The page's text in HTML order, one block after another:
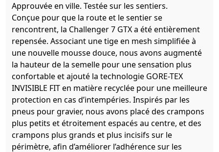
Approuvée en ville. Testée sur les sentiers.
Conçue pour que la route et le sentier se
rencontrent, la Challenger 7 GTX a été entièrement
repensée. Associant une tige en mesh simplifiée à
une nouvelle mousse douce, nous avons augmenté
la hauteur de la semelle pour une sensation plus
confortable et ajouté la technologie GORE-TEX
INVISIBLE FIT en matière recyclée pour une meilleure
protection en cas d’intempéries. Inspirés par les
pneus pour gravier, nous avons placé des crampons
plus petits et étroitement espacés au centre, et des
crampons plus grands et plus incisifs sur le
périmètre, afin d’améliorer l’adhérence sur les